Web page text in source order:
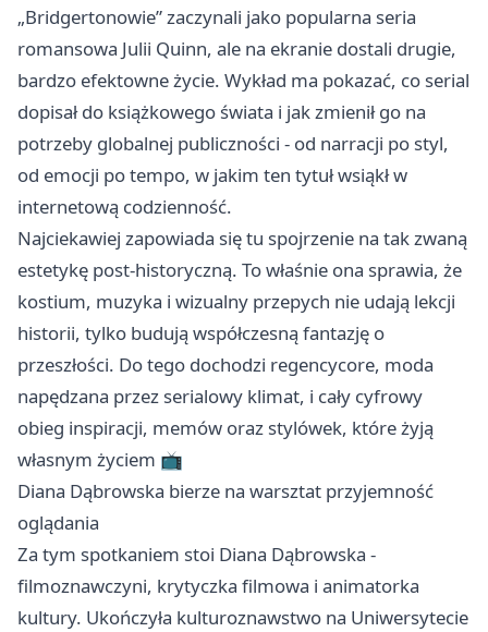
„Bridgertonowie” zaczynali jako popularna seria
romansowa Julii Quinn, ale na ekranie dostali drugie,
bardzo efektowne życie. Wykład ma pokazać, co serial
dopisał do książkowego świata i jak zmienił go na
potrzeby globalnej publiczności - od narracji po styl,
od emocji po tempo, w jakim ten tytuł wsiąkł w
internetową codzienność.
Najciekawiej zapowiada się tu spojrzenie na tak zwaną
estetykę post-historyczną. To właśnie ona sprawia, że
kostium, muzyka i wizualny przepych nie udają lekcji
historii, tylko budują współczesną fantazję o
przeszłości. Do tego dochodzi regencycore, moda
napędzana przez serialowy klimat, i cały cyfrowy
obieg inspiracji, memów oraz stylówek, które żyją
własnym życiem 📺
Diana Dąbrowska bierze na warsztat przyjemność
oglądania
Za tym spotkaniem stoi Diana Dąbrowska -
filmoznawczyni, krytyczka filmowa i animatorka
kultury. Ukończyła kulturoznawstwo na Uniwersytecie